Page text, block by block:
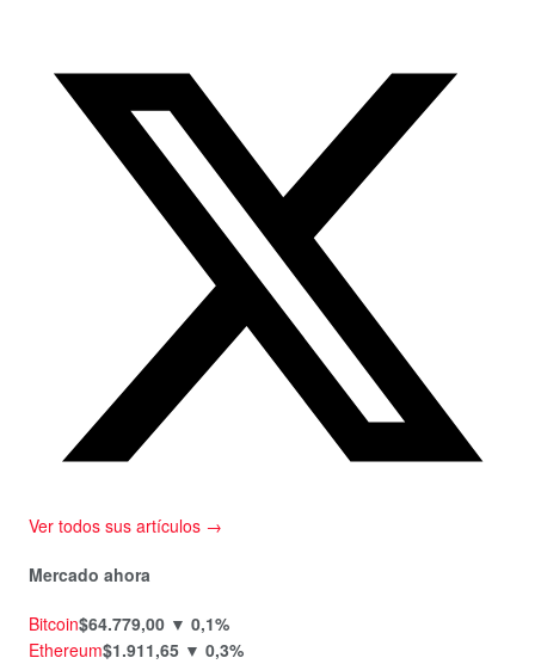
Ver todos sus artículos →
Mercado ahora
Bitcoin$64.779,00 ▼ 0,1%
Ethereum$1.911,65 ▼ 0,3%